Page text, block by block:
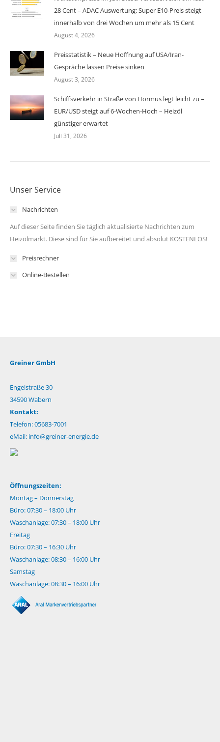
28 Cent – ADAC Auswertung: Super E10-Preis steigt
innerhalb von drei Wochen um mehr als 15 Cent
August 4, 2026
Preisstatistik – Neue Hoffnung auf USA/Iran-
Gespräche lassen Preise sinken
August 3, 2026
Schiffsverkehr in Straße von Hormus legt leicht zu –
EUR/USD steigt auf 6-Wochen-Hoch – Heizöl
günstiger erwartet
Juli 31, 2026
Unser Service
Nachrichten
Auf dieser Seite finden Sie täglich aktualisierte Nachrichten zum
Heizölmarkt. Diese sind für Sie aufbereitet und absolut KOSTENLOS!
Preisrechner
Online-Bestellen
Greiner GmbH
Engelstraße 30
34590 Wabern
Kontakt:
Telefon: 05683-7001
eMail: info@greiner-energie.de
Öffnungszeiten:
Montag – Donnerstag
Büro: 07:30 – 18:00 Uhr
Waschanlage: 07:30 – 18:00 Uhr
Freitag
Büro: 07:30 – 16:30 Uhr
Waschanlage: 08:30 – 16:00 Uhr
Samstag
Waschanlage: 08:30 – 16:00 Uhr